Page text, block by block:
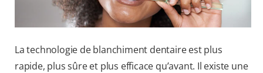
La technologie de blanchiment dentaire est plus
rapide, plus sûre et plus efficace qu’avant. Il existe une